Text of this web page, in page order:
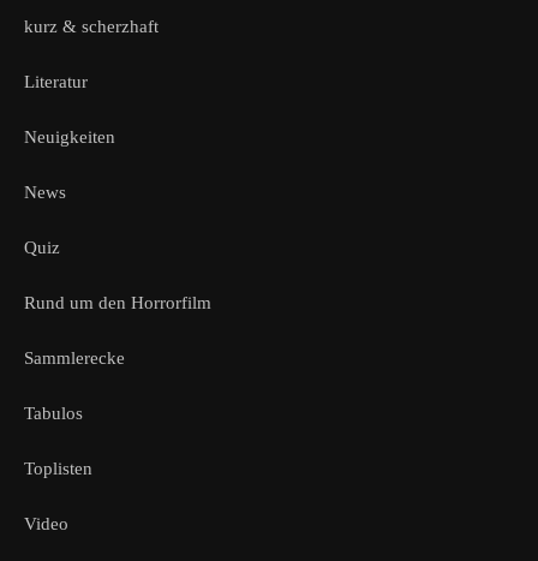
kurz & scherzhaft
Literatur
Neuigkeiten
News
Quiz
Rund um den Horrorfilm
Sammlerecke
Tabulos
Toplisten
Video